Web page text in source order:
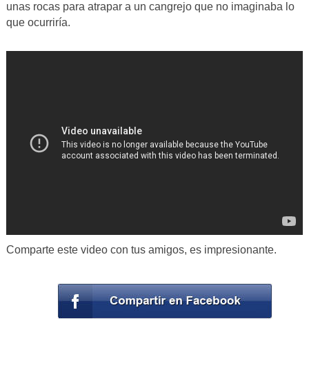
unas rocas para atrapar a un cangrejo que no imaginaba lo
que ocurriría.
Comparte este video con tus amigos, es impresionante.